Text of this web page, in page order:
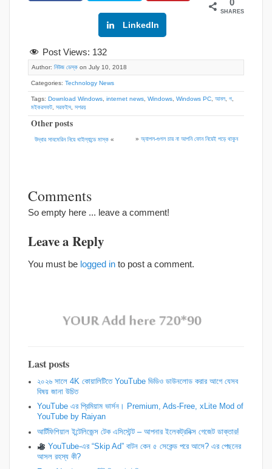
LinkedIn
0
SHARES
Post Views: 132
Author: নিউজ ডেস্ক on July 10, 2018
Categories: Technology News
Tags: Download Windows, internet news, Windows, Windows PC, আনল, গ,
মইকরসফট, সরফইস, সশরয়
Other posts
উদ্ধার সাবমেরিন নিয়ে থাইল্যান্ডে মাস্ক « » অ্যাপল-গুগল চায় না আপনি ফোন নিয়েই পড়ে থাকুন
Comments
So empty here ... leave a comment!
Leave a Reply
You must be logged in to post a comment.
Last posts
২০২৬ সালে 4K কোয়ালিটিতে YouTube ভিডিও ডাউনলোড করার আগে যেসব
বিষয় জানা উচিত
YouTube এর প্রিমিয়াম ভার্সন। Premium, Ads-Free, xLite Mod of
YouTube by Raiyan
আর্টিফিশিয়াল ইন্টেলিজেন্স টেক এসিস্টেন্ট – আপনার ইলেকট্রনিক্স গেজেট ডাক্তার!
YouTube-এর “Skip Ad” বাটন কেন ৫ সেকেন্ড পরে আসে? এর পেছনের
আসল রহস্য কী?